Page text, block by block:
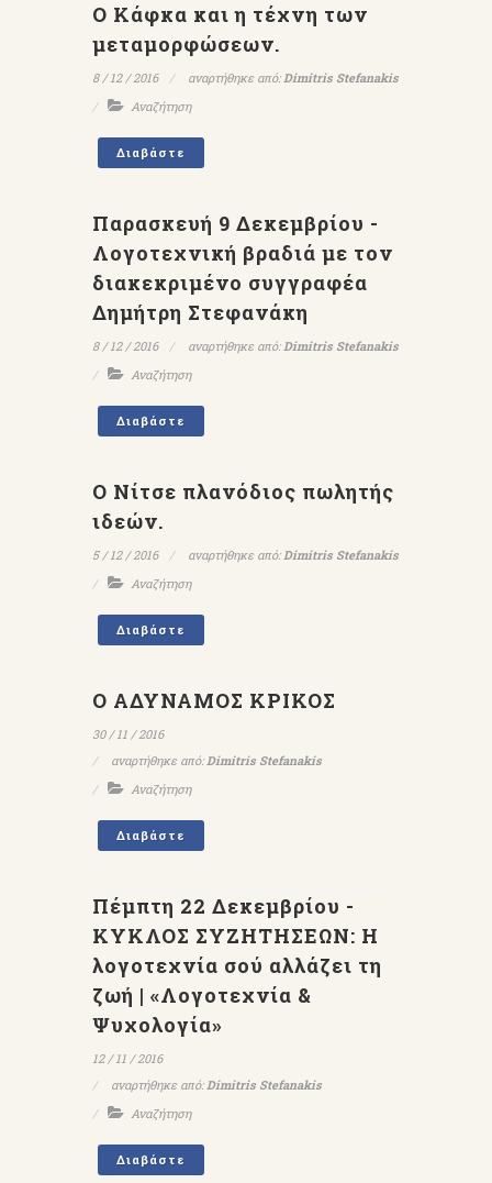
Ο Κάφκα και η τέχνη των
μεταμορφώσεων.
8 / 12 / 2016 αναρτήθηκε από:Dimitris Stefanakis
Αναζήτηση
Διαβάστε
Παρασκευή 9 Δεκεμβρίου -
Λογοτεχνική βραδιά με τον
διακεκριμένο συγγραφέα
Δημήτρη Στεφανάκη
8 / 12 / 2016 αναρτήθηκε από:Dimitris Stefanakis
Αναζήτηση
Διαβάστε
Ο Νίτσε πλανόδιος πωλητής
ιδεών.
5 / 12 / 2016 αναρτήθηκε από:Dimitris Stefanakis
Αναζήτηση
Διαβάστε
Ο ΑΔΥΝΑΜΟΣ ΚΡΙΚΟΣ
30 / 11 / 2016
αναρτήθηκε από:Dimitris Stefanakis
Αναζήτηση
Διαβάστε
Πέμπτη 22 Δεκεμβρίου -
ΚΥΚΛΟΣ ΣΥΖΗΤΗΣΕΩΝ: Η
λογοτεχνία σού αλλάζει τη
ζωή | «Λογοτεχνία &
Ψυχολογία»
12 / 11 / 2016
αναρτήθηκε από:Dimitris Stefanakis
Αναζήτηση
Διαβάστε